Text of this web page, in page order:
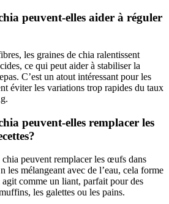
peuvent-elles aider à réguler
les graines de chia ralentissent
ce qui peut aider à stabiliser la
C’est un atout intéressant pour les
éviter les variations trop rapides du taux
peuvent-elles remplacer les
peuvent remplacer les œufs dans
les mélangeant avec de l’eau, cela forme
comme un liant, parfait pour des
les galettes ou les pains.